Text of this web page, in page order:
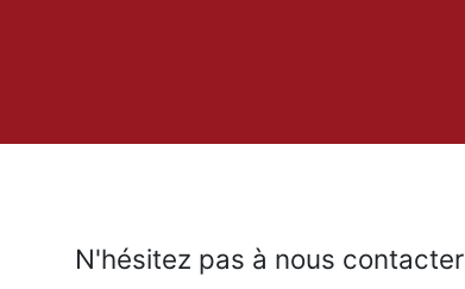
N'hésitez pas à nous contacter